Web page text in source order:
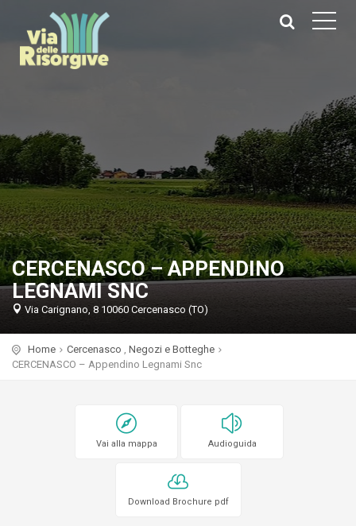
CERCENASCO – APPENDINO
LEGNAMI SNC
Via Carignano, 8 10060 Cercenasco (TO)
Home Cercenasco , Negozi e Botteghe
CERCENASCO – Appendino Legnami Snc
Vai alla mappa Audioguida
Download Brochure pdf